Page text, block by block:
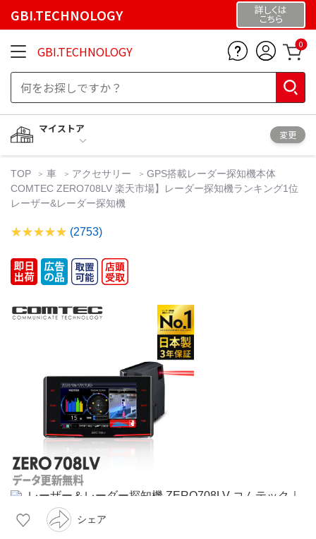
GBI.TECHNOLOGY 詳しくは
こちら
GBI.TECHNOLOGY 0
マイストア
変更
TOP 車 アクセサリー
GPS搭載レーダー探知機本体
COMTEC ZERO708LV 楽天市場】レーダー探知機ランキング1位
レーザー&レーダー探知機
(2753)
シェア